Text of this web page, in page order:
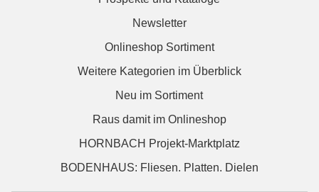
Newsletter
Onlineshop Sortiment
Weitere Kategorien im Überblick
Neu im Sortiment
Raus damit im Onlineshop
HORNBACH Projekt-Marktplatz
BODENHAUS: Fliesen. Platten. Dielen